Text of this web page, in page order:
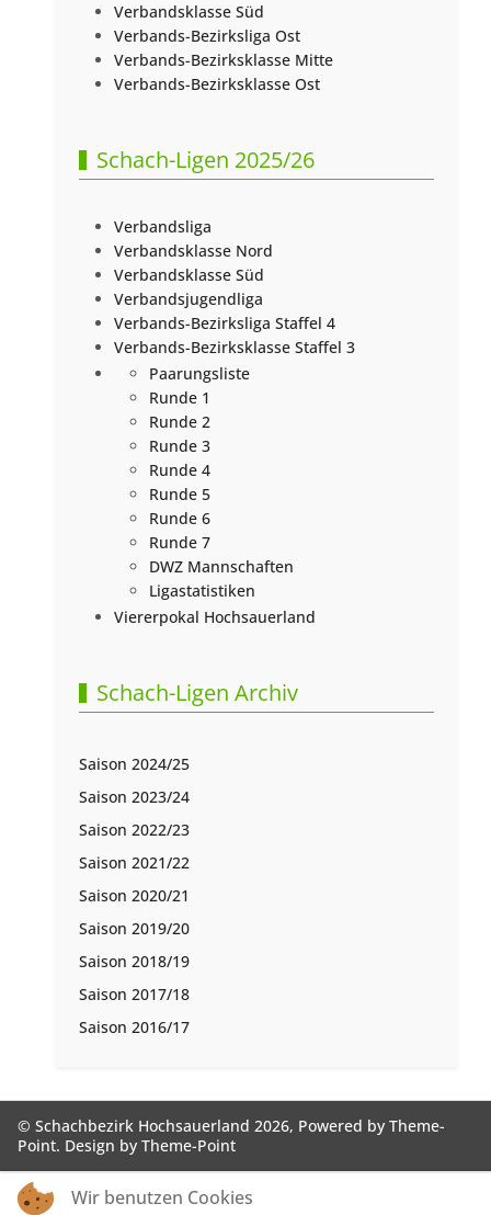
Verbandsklasse Süd
Verbands-Bezirksliga Ost
Verbands-Bezirksklasse Mitte
Verbands-Bezirksklasse Ost
Schach-Ligen 2025/26
Verbandsliga
Verbandsklasse Nord
Verbandsklasse Süd
Verbandsjugendliga
Verbands-Bezirksliga Staffel 4
Verbands-Bezirksklasse Staffel 3
Paarungsliste
Runde 1
Runde 2
Runde 3
Runde 4
Runde 5
Runde 6
Runde 7
DWZ Mannschaften
Ligastatistiken
Viererpokal Hochsauerland
Schach-Ligen Archiv
Saison 2024/25
Saison 2023/24
Saison 2022/23
Saison 2021/22
Saison 2020/21
Saison 2019/20
Saison 2018/19
Saison 2017/18
Saison 2016/17
© Schachbezirk Hochsauerland 2026, Powered byTheme-
Point. Design byTheme-Point
Wir benutzen Cookies